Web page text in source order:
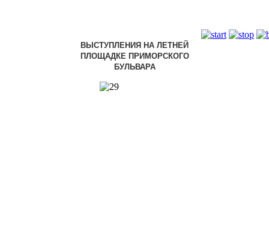
ВЫСТУПЛЕНИЯ НА ЛЕТНЕЙ
ПЛОЩАДКЕ ПРИМОРСКОГО
БУЛЬВАРА